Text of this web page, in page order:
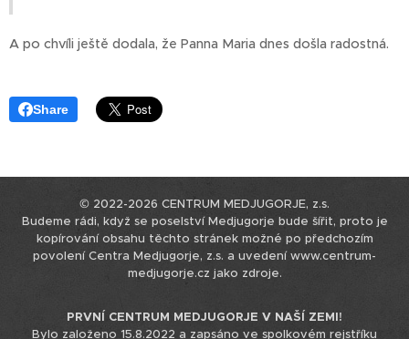
A po chvíli ještě dodala, že Panna Maria dnes došla radostná.
Share
© 2022-2026 CENTRUM MEDJUGORJE, z.s.
Budeme rádi, když se poselství Medjugorje bude šířit, proto je
kopírování obsahu těchto stránek možné po předchozím
povolení Centra Medjugorje, z.s. a uvedení www.centrum-
medjugorje.cz jako zdroje.
PRVNÍ CENTRUM MEDJUGORJE V NAŠÍ ZEMI!
Bylo založeno 15.8.2022 a zapsáno ve spolkovém rejstříku